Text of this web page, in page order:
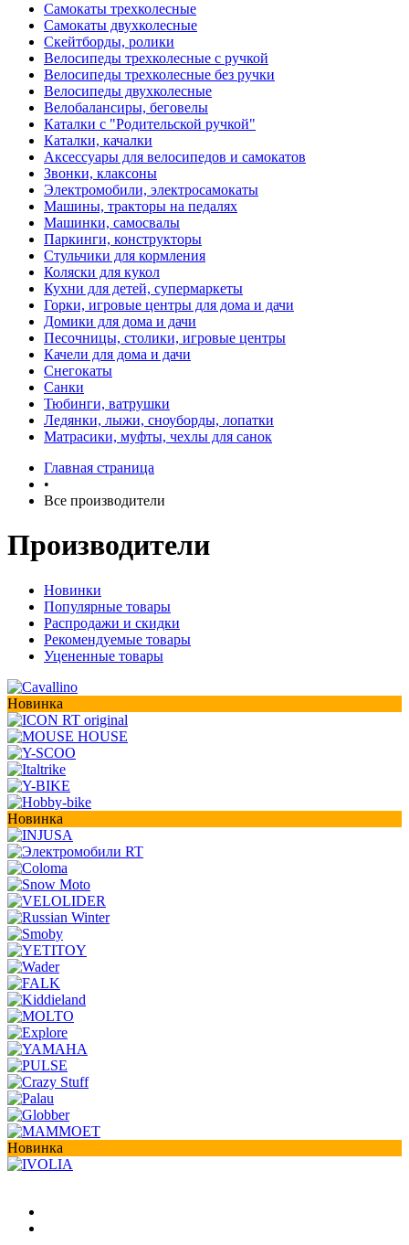
Самокаты трехколесные
Самокаты двухколесные
Скейтборды, ролики
Велосипеды трехколесные с ручкой
Велосипеды трехколесные без ручки
Велосипеды двухколесные
Велобалансиры, беговелы
Каталки с "Родительской ручкой"
Каталки, качалки
Аксессуары для велосипедов и самокатов
Звонки, клаксоны
Электромобили, электросамокаты
Машины, тракторы на педалях
Машинки, самосвалы
Паркинги, конструкторы
Стульчики для кормления
Коляски для кукол
Кухни для детей, супермаркеты
Горки, игровые центры для дома и дачи
Домики для дома и дачи
Песочницы, столики, игровые центры
Качели для дома и дачи
Снегокаты
Санки
Тюбинги, ватрушки
Ледянки, лыжи, сноуборды, лопатки
Матрасики, муфты, чехлы для санок
Главная страница
•
Все производители
Производители
Новинки
Популярные товары
Распродажи и скидки
Рекомендуемые товары
Уцененные товары
Новинка
Новинка
Новинка